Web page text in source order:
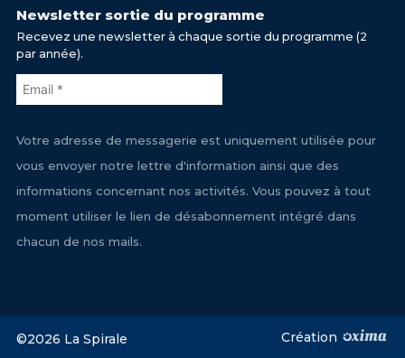
Newsletter sortie du programme
Recevez une newsletter à chaque sortie du programme (2
par année).
Votre adresse de messagerie est uniquement utilisée pour
vous envoyer notre lettre d'information ainsi que des
informations concernant nos activités. Vous pouvez à tout
moment utiliser le lien de désabonnement intégré dans
chacun de nos mails.
©2026 La Spirale Création